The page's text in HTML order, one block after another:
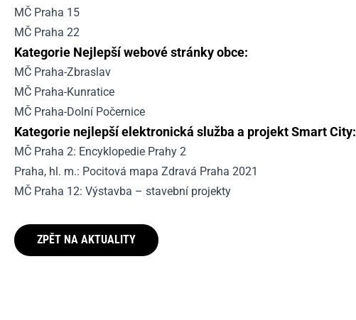
MČ Praha 15
MČ Praha 22
Kategorie Nejlepší webové stránky obce:
MČ Praha-Zbraslav
MČ Praha-Kunratice
MČ Praha-Dolní Počernice
Kategorie nejlepší elektronická služba a projekt Smart City:
MČ Praha 2: Encyklopedie Prahy 2
Praha, hl. m.: Pocitová mapa Zdravá Praha 2021
MČ Praha 12: Výstavba – stavební projekty
ZPĚT NA AKTUALITY